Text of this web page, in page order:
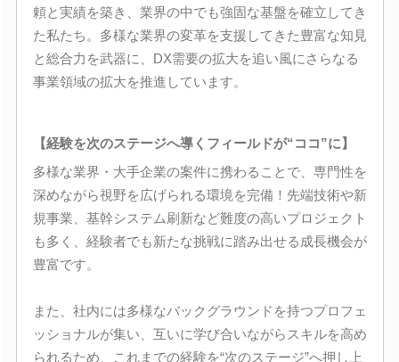
頼と実績を築き、業界の中でも強固な基盤を確立してき
た私たち。多様な業界の変革を支援してきた豊富な知見
と総合力を武器に、DX需要の拡大を追い風にさらなる
事業領域の拡大を推進しています。
【経験を次のステージへ導くフィールドが“ココ”に】
多様な業界・大手企業の案件に携わることで、専門性を
深めながら視野を広げられる環境を完備！先端技術や新
規事業、基幹システム刷新など難度の高いプロジェクト
も多く、経験者でも新たな挑戦に踏み出せる成長機会が
豊富です。
また、社内には多様なバックグラウンドを持つプロフェ
ッショナルが集い、互いに学び合いながらスキルを高め
られるため、これまでの経験を“次のステージ”へ押し上